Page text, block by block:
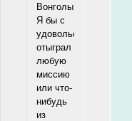
Вонголы.
Я бы с
удовольствием
отыграл
любую
миссию
или что-
нибудь
из